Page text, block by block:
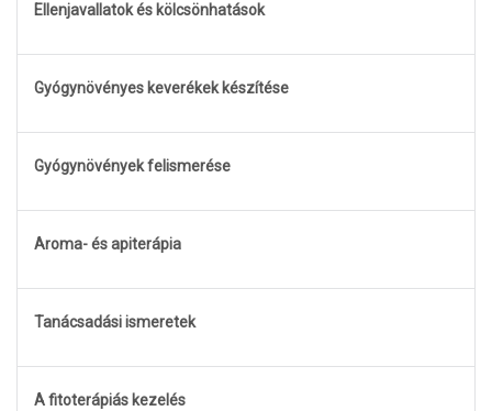
Ellenjavallatok és kölcsönhatások
Gyógynövényes keverékek készítése
Gyógynövények felismerése
Aroma- és apiterápia
Tanácsadási ismeretek
A fitoterápiás kezelés